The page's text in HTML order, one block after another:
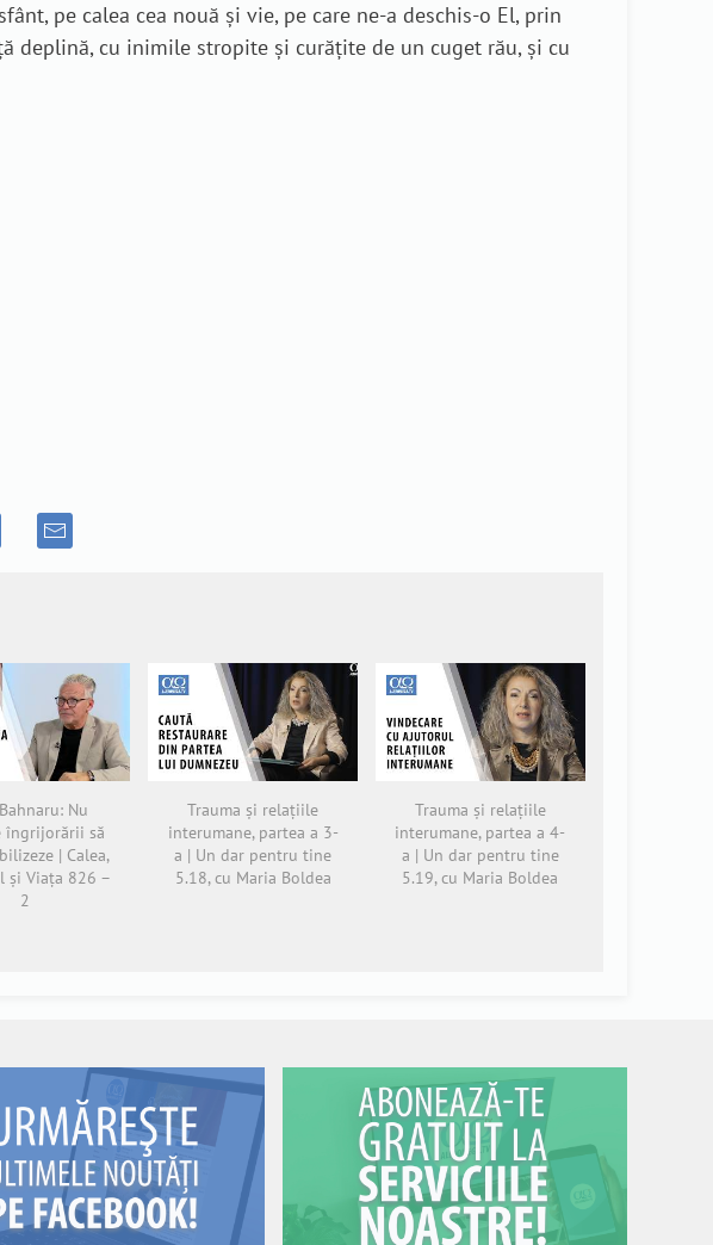
pe calea cea nouă și vie, pe care ne-a deschis-o El, prin
deplină, cu inimile stropite și curățite de un cuget rău, și cu
Nu
îngrijorării să
| Calea,
și Viața 826 –
2
Trauma și relațiile
interumane, partea a 3-
a | Un dar pentru tine
5.18, cu Maria Boldea
Trauma și relațiile
interumane, partea a 4-
a | Un dar pentru tine
5.19, cu Maria Boldea